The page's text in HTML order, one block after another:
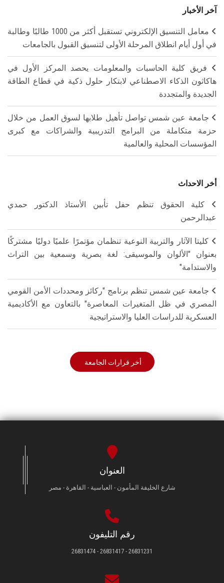
آخر الأخبار
معامل التنسيق الإلكتروني تستقبل أكثر من 1000 طالبًا وطالبة
في أول أيام انطلاق المرحلة الأولى لتنسيق القبول بالجامعات
فريق كلية الحاسبات والمعلومات يحصد المركز الأول في
هاكاثون الذكاء الاصطناعي لابتكار حلول ذكية في قطاع الطاقة
الجديدة والمتجددة
جامعة عين شمس تواصل تأهيل طلابها لسوق العمل من خلال
حزمة متكاملة من البرامج التدريبية والشراكات مع كبرى
المؤسسات المحلية والعالمية
أخر الاحداث
كلية الحقوق تنظم حفل تأبين الأستاذ الدكتور حمدي
عبدالرحمن
كليتا الآثار والتربية النوعية تنظمان مؤتمرًا علميًا دوليًا مشتركًا
بعنوان "الألوان والموسيقى: لغة بصرية وسمعية بين التراث
والاستدامة"
جامعة عين شمس تنظم برنامج "ركائز ومحددات الأمن القومي
المصري في ظل المتغيرات المعاصرة" بالتعاون مع الأكاديمية
العسكرية للدراسات العليا والاستراتيجية
أخر قرارات الجامعة
العنوان
شارع الخليفة المأمون - العباسية - القاهرة - مصر
رقم التليفون
26831231 - 26831417 - 26831474